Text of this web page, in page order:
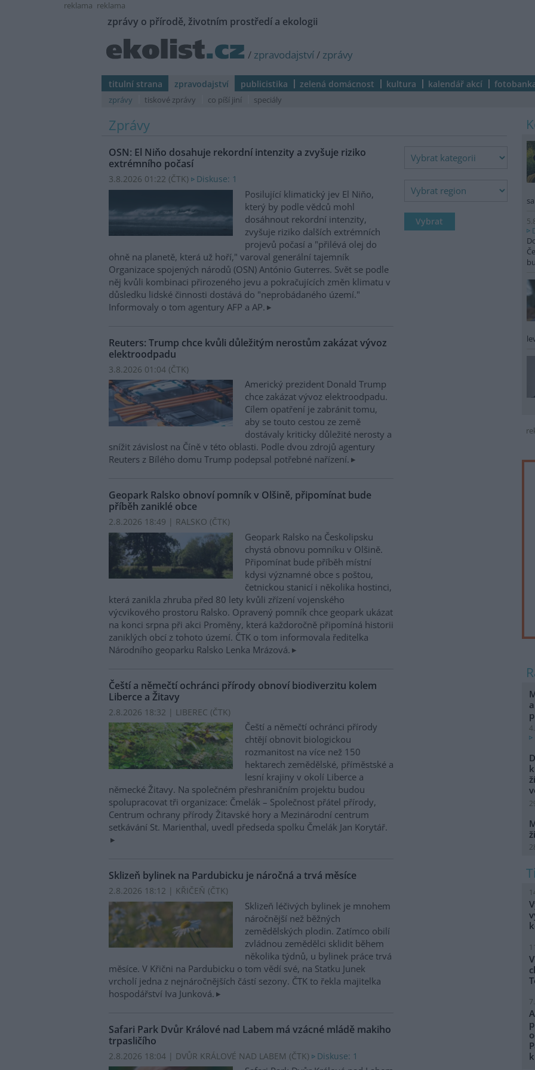
reklama reklama
zprávy o přírodě, životním prostředí a ekologii
/ zpravodajství/ zprávy
titulní strana zpravodajství publicistika zelená domácnost kultura kalendář akcí
zprávy tiskové zprávy co píší jiní speciály
Zprávy
OSN: El Niňo dosahuje rekordní intenzity a zvyšuje riziko
extrémního počasí
3.8.2026 01:22 (ČTK) Diskuse: 1
Posilující klimatický jev El Niňo,
který by podle vědců mohl
dosáhnout rekordní intenzity,
zvyšuje riziko dalších extrémních
projevů počasí a "přilévá olej do
ohně na planetě, která už hoří," varoval generální tajemník
Organizace spojených národů (OSN) António Guterres. Svět se podle
něj kvůli kombinaci přirozeného jevu a pokračujících změn klimatu v
důsledku lidské činnosti dostává do "neprobádaného území."
Informovaly o tom agentury AFP a AP.
Reuters: Trump chce kvůli důležitým nerostům zakázat vývoz
elektroodpadu
3.8.2026 01:04 (ČTK)
Americký prezident Donald Trump
chce zakázat vývoz elektroodpadu.
Cílem opatření je zabránit tomu,
aby se touto cestou ze země
dostávaly kriticky důležité nerosty a
snížit závislost na Číně v této oblasti. Podle dvou zdrojů agentury
Reuters z Bílého domu Trump podepsal potřebné nařízení.
Geopark Ralsko obnoví pomník v Olšině, připomínat bude
příběh zaniklé obce
2.8.2026 18:49 | RALSKO (ČTK)
Geopark Ralsko na Českolipsku
chystá obnovu pomníku v Olšině.
Připomínat bude příběh místní
kdysi významné obce s poštou,
četnickou stanicí i několika hostinci,
která zanikla zhruba před 80 lety kvůli zřízení vojenského
výcvikového prostoru Ralsko. Opravený pomník chce geopark ukázat
na konci srpna při akci Proměny, která každoročně připomíná historii
zaniklých obcí z tohoto území. ČTK o tom informovala ředitelka
Národního geoparku Ralsko Lenka Mrázová.
Čeští a němečtí ochránci přírody obnoví biodiverzitu kolem
Liberce a Žitavy
2.8.2026 18:32 | LIBEREC (ČTK)
Čeští a němečtí ochránci přírody
chtějí obnovit biologickou
rozmanitost na více než 150
hektarech zemědělské, příměstské a
lesní krajiny v okolí Liberce a
německé Žitavy. Na společném přeshraničním projektu budou
spolupracovat tři organizace: Čmelák – Společnost přátel přírody,
Centrum ochrany přírody Žitavské hory a Mezinárodní centrum
setkávání St. Marienthal, uvedl předseda spolku Čmelák Jan Korytář.
Sklizeň bylinek na Pardubicku je náročná a trvá měsíce
2.8.2026 18:12 | KŘIČEŇ (ČTK)
Sklizeň léčivých bylinek je mnohem
náročnější než běžných
zemědělských plodin. Zatímco obilí
zvládnou zemědělci sklidit během
několika týdnů, u bylinek práce trvá
měsíce. V Křični na Pardubicku o tom vědí své, na Statku Junek
vrcholí jedna z nejnáročnějších částí sezony. ČTK to řekla majitelka
hospodářství Iva Junková.
Safari Park Dvůr Králové nad Labem má vzácné mládě makiho
trpasličího
2.8.2026 18:04 | DVŮR KRÁLOVÉ NAD LABEM (ČTK) Diskuse: 1